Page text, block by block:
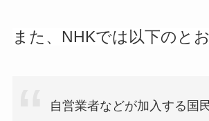
また、NHKでは以下のと
自営業者などが加入する国